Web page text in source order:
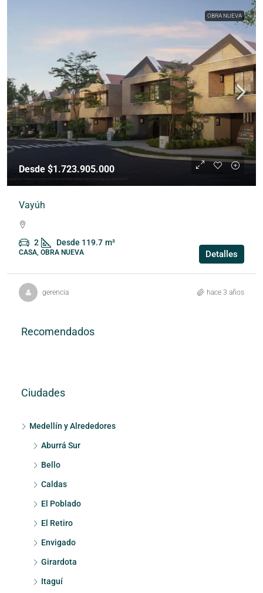
OBRA NUEVA
Desde $1.723.905.000
Vayúh
2 Desde 119.7 m²
CASA, OBRA NUEVA Detalles
gerencia hace 3 años
Recomendados
Ciudades
Medellín y Alrededores
Aburrá Sur
Bello
Caldas
El Poblado
El Retiro
Envigado
Girardota
Itaguí